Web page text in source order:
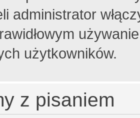
administrator
użytkowników.
z pisaniem